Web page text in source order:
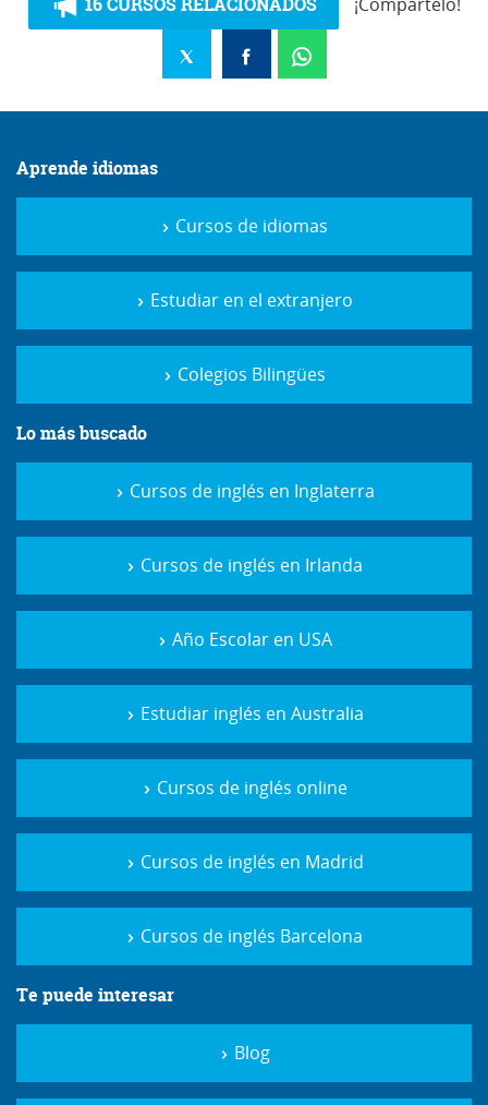
Aprende idiomas
Cursos de idiomas
Estudiar en el extranjero
Colegios Bilingües
Lo más buscado
Cursos de inglés en Inglaterra
Cursos de inglés en Irlanda
Año Escolar en USA
Estudiar inglés en Australia
Cursos de inglés online
Cursos de inglés en Madrid
Cursos de inglés Barcelona
Te puede interesar
Blog